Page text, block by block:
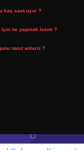
kaç saat uyur ?
ne yapmak lazım ?
nasıl anlarız ?